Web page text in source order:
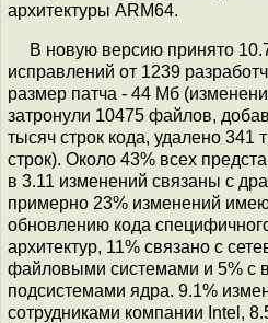
архитектуры ARM64.
В новую версию принято
исправлений от 1239
размер патча - 44 Мб
затронули 10475 файлов,
тысяч строк кода, удалено 341
строк). Около 43% всех
в 3.11 изменений связаны с
примерно 23% изменений
обновлению кода
архитектур, 11% связано с
файловыми системами и 5% c
подсистемами ядра. 9.1%
сотрудниками компании Intel,